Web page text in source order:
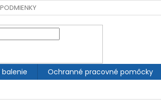
Ochranné pracovné pomôcky